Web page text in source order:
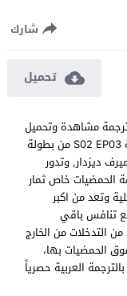
شارك
تحميل
الموسم الثاني الحلقة 3 مترجمة مشاهدة وتحميل
مسلسل “ماجارسوس” Magarsus حلقة 3 كاملة S02 EP03 من بطولة
ديزدار, وتدور
الحمضيات خاص ثمار
وتعد من اكبر
مع تنافس باقي
من التدخلات من الخارج
الحمضيات بها،
بالترجمة العربية حصرياً